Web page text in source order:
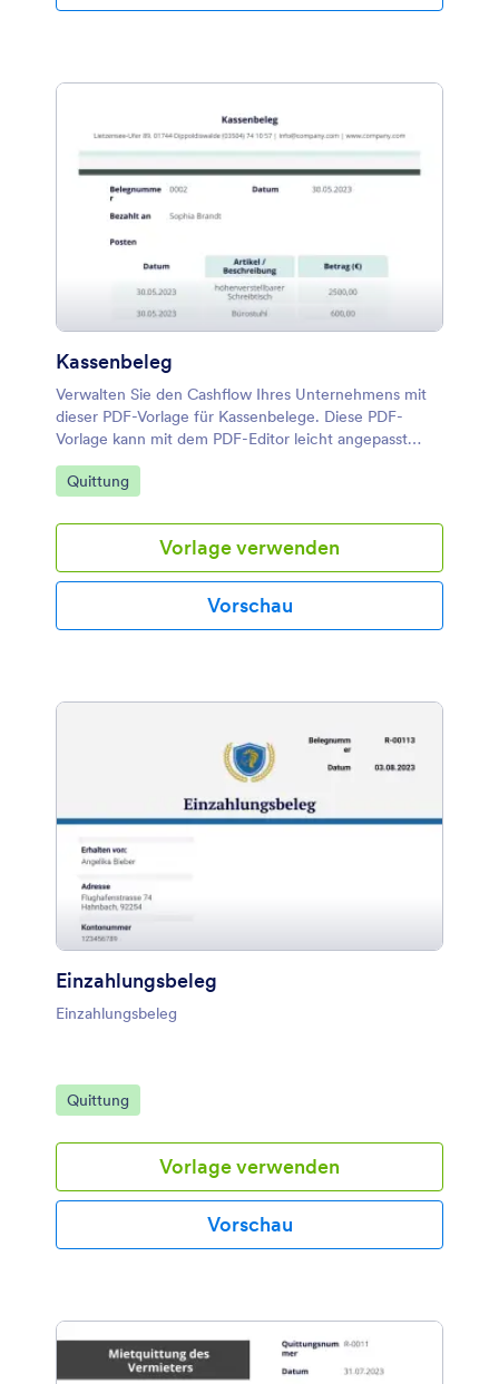
Kassenbeleg
Verwalten Sie den Cashflow Ihres Unternehmens mit
dieser PDF-Vorlage für Kassenbelege. Diese PDF-
Vorlage kann mit dem PDF-Editor leicht angepasst
werden.
Zur Kategorie:
Quittung
Vorlage verwenden
Vorschau
Einzahlungsbeleg
Einzahlungsbeleg
Zur Kategorie:
Quittung
Vorlage verwenden
Vorschau